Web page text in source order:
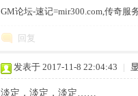
GM论坛-速记=mir300.com,传奇服
回复
发表于 2017-11-8 22:04:43 |
淡定，淡定，淡定……